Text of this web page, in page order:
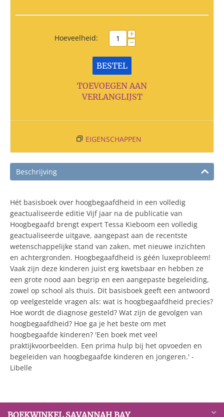
Hoeveelheid: +
−
BESTEL
TOEVOEGEN AAN
VERLANGLIJST
EIGENSCHAPPEN
Beschrijving
Hét basisboek over hoogbegaafdheid in een volledig
geactualiseerde editie Vijf jaar na de publicatie van
Hoogbegaafd brengt expert Tessa Kieboom een volledig
geactualiseerde uitgave, aangepast aan de recentste
wetenschappelijke stand van zaken, met nieuwe inzichten
en achtergronden. Hoogbegaafdheid is géén luxeprobleem!
Vaak zijn deze kinderen juist erg kwetsbaar en hebben ze
een grote nood aan begrip en een aangepaste begeleiding,
zowel op school als thuis. Dit basisboek geeft een antwoord
op veelgestelde vragen als: wat is hoogbegaafdheid precies?
Hoe wordt de diagnose gesteld? Wat zijn de gevolgen van
hoogbegaafdheid? Hoe ga je het beste om met
hoogbegaafde kinderen? 'Een boek met veel
praktijkvoorbeelden. Een prima hulp bij het opvoeden en
begeleiden van hoogbegaafde kinderen en jongeren.' -
Libelle
BOEKWINKEL SAVANNAH BAY